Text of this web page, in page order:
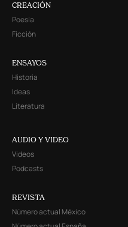
CREACIÓN
Poesía
Ficción
ENSAYOS
Historia
Ideas
Literatura
AUDIO Y VIDEO
Videos
Podcasts
REVISTA
Número actual México